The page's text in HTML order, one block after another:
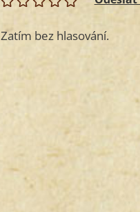
Zatím bez hlasování.